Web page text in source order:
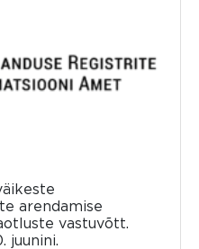
arendamise
vastuvõtt.
juunini.